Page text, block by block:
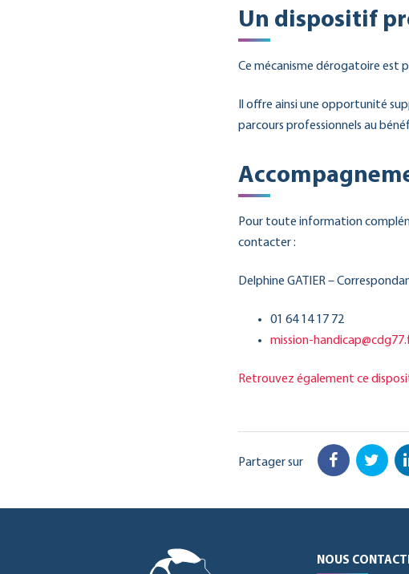
Un dispositif
Ce mécanisme dérogatoire est
Il offre ainsi une opportunité
parcours professionnels au
Pour toute information
contacter :
Delphine GATIER –
01 64 14 17 72
mission-
Retrouvez également ce
Partager sur Facebook
NOUS